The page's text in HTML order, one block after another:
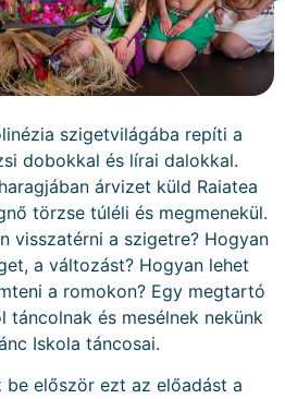
szigetvilágába repíti a
dobokkal és lírai dalokkal.
árvizet küld Raiatea
törzse túléli és megmenekül.
visszatérni a szigetre? Hogyan
a változást? Hogyan lehet
a romokon? Egy megtartó
táncolnak és mesélnek nekünk
Iskola táncosai.
először ezt az előadást a